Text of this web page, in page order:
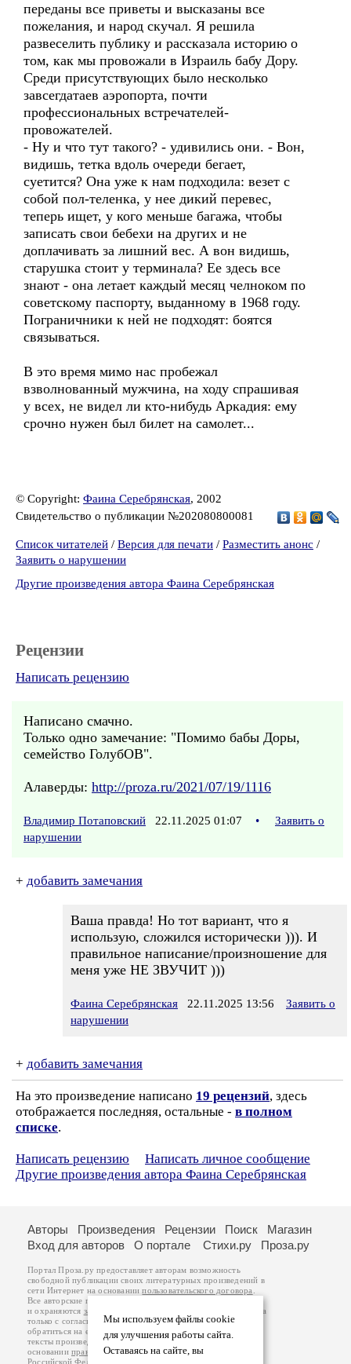
переданы все приветы и высказаны все
пожелания, и народ скучал. Я решила
развеселить публику и рассказала историю о
том, как мы провожали в Израиль бабу Дору.
Среди присутствующих было несколько
завсегдатаев аэропорта, почти
профессиональных встречателей-
провожателей.
- Ну и что тут такого? - удивились они. - Вон,
видишь, тетка вдоль очереди бегает,
суетится? Она уже к нам подходила: везет с
собой пол-теленка, у нее дикий перевес,
теперь ищет, у кого меньше багажа, чтобы
записать свои бебехи на других и не
доплачивать за лишний вес. А вон видишь,
старушка стоит у терминала? Ее здесь все
знают - она летает каждый месяц челноком по
советскому паспорту, выданному в 1968 году.
Пограничники к ней не подходят: боятся
связываться.
В это время мимо нас пробежал
взволнованный мужчина, на ходу спрашивая
у всех, не видел ли кто-нибудь Аркадия: ему
срочно нужен был билет на самолет...
© Copyright: Фаина Серебрянская, 2002
Свидетельство о публикации №202080800081
Список читателей / Версия для печати / Разместить анонс /
Заявить о нарушении
Другие произведения автора Фаина Серебрянская
Рецензии
Написать рецензию
Написано смачно.
Только одно замечание: "Помимо бабы Доры,
семейство ГолубОВ".
Алаверды: http://proza.ru/2021/07/19/1116
Владимир Потаповский 22.11.2025 01:07 •
Заявить о
нарушении
+ добавить замечания
Ваша правда! Но тот вариант, что я
использую, сложился исторически ))). И
правильное написание/произношение для
меня уже НЕ ЗВУЧИТ )))
Фаина Серебрянская 22.11.2025 13:56
Заявить о
нарушении
+ добавить замечания
На это произведение написано 19 рецензий, здесь
отображается последняя, остальные - в полном
списке.
Написать рецензию
Написать личное сообщение
Другие произведения автора Фаина Серебрянская
Мы используем файлы cookie
для улучшения работы сайта.
Оставаясь на сайте, вы
Авторы Произведения Рецензии Поиск
Магазин
Вход для авторов
О портале Стихи.ру Проза.ру
Портал Проза.ру предоставляет авторам возможность
свободной публикации своих литературных произведений в
сети Интернет на основаниипользовательского договора
Все авторские права на произведения принадлежат авторам
и охраняются законом
. Перепечатка произведений возможна
только с согласия его автора, к которому вы можете
обратиться на его авторской странице. Ответственность за
тексты произведений авторы несут самостоятельно на
основанииправил публикацииизаконодательства
Российской Федерации